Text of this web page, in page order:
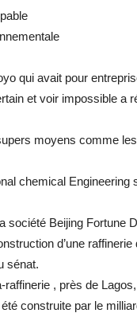
qui avait pour
et voir impossible a
moyens comme
chemical
société Beijing Fortune
d’une
sénat.
raffinerie , près de
construite par le